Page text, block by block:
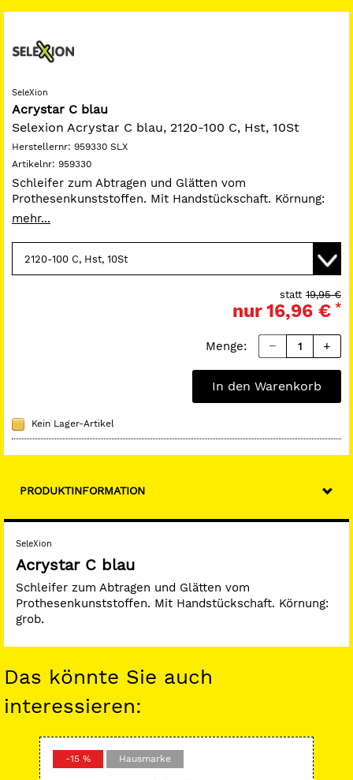
SeleXion
Acrystar C blau
Selexion Acrystar C blau, 2120-100 C, Hst, 10St
Herstellernr: 959330 SLX
Artikelnr: 959330
Schleifer zum Abtragen und Glätten vom
Prothesenkunststoffen. Mit Handstückschaft. Körnung:
grob.
mehr...
19,95 €
statt
nur16,96 € *
Menge:
In den Warenkorb
Kein Lager-Artikel
PRODUKTINFORMATION
SeleXion
Acrystar C blau
Schleifer zum Abtragen und Glätten vom
Prothesenkunststoffen. Mit Handstückschaft. Körnung:
grob.
Das könnte Sie auch
interessieren:
-15 % Hausmarke